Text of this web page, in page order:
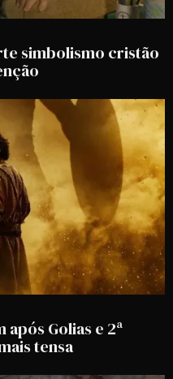
simbolismo cristão
após Golias e 2ª
tensa